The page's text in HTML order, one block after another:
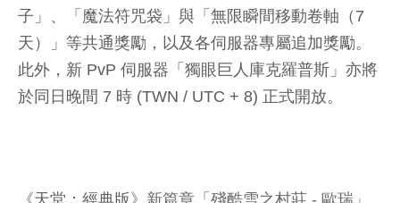
子」、「魔法符咒袋」與「無限瞬間移動卷軸（7
天）」等共通獎勵，以及各伺服器專屬追加獎勵。
此外，新 PvP 伺服器「獨眼巨人庫克羅普斯」亦將
於同日晚間 7 時 (TWN / UTC + 8) 正式開放。
《天堂：經典版》新篇章「殘酷雪之村莊 - 歐瑞」